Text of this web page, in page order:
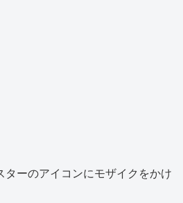
ターのアイコンにモザイクをかけ